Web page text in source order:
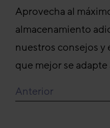
Aprovecha al
almacenamiento
nuestros consejos y
que mejor se adapte
Anterior